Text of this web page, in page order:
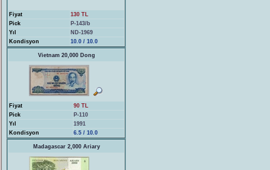
Fiyat
130 TL
Pick
P-143/b
Yıl
ND-1969
Kondisyon
10.0 / 10.0
Vietnam 20,000 Dong
Fiyat
90 TL
Pick
P-110
Yıl
1991
Kondisyon
6.5 / 10.0
Madagascar 2,000 Ariary